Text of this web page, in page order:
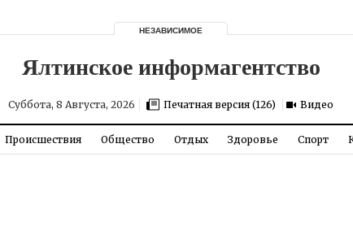
НЕЗАВИСИМОЕ
Суббота, 8 Августа, 2026 Печатная версия (126) Видео
Происшествия Общество Отдых Здоровье Спорт